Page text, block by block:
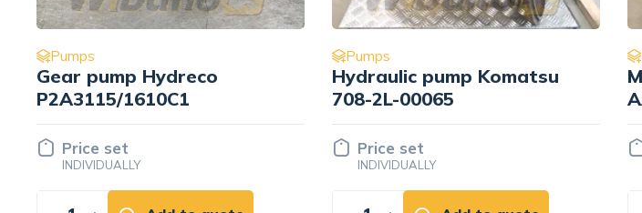
Pumps
Hydraulic pump Komatsu
708-2L-00065
Price set
INDIVIDUALLY
Pumps
Main pump Hydromatik
AA11VO130LG2S/10R-
NZGXXK80-S
Price set
INDIVIDUALLY